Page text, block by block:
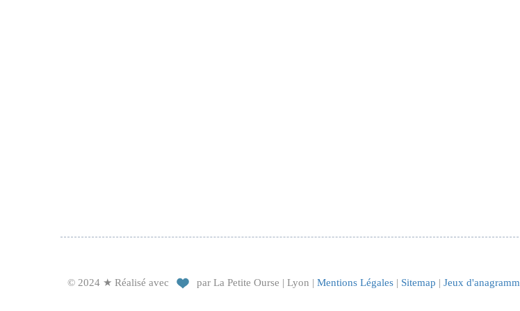
© 2024 ★ Réalisé avec par La Petite Ourse | Lyon |Mentions Légales | Sitemap |Jeux